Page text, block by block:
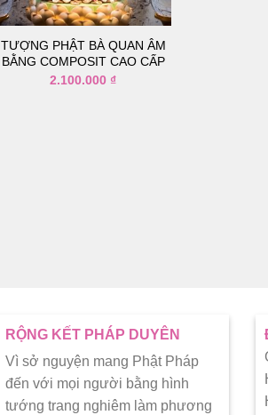
TƯỢNG PHẬT BÀ QUAN ÂM
BẰNG COMPOSIT CAO CẤP
2.100.000 ₫
RỘNG KẾT PHÁP DUYÊN
Vì sở nguyện mang Phật Pháp
đến với mọi người bằng hình
tướng trang nghiêm làm phương